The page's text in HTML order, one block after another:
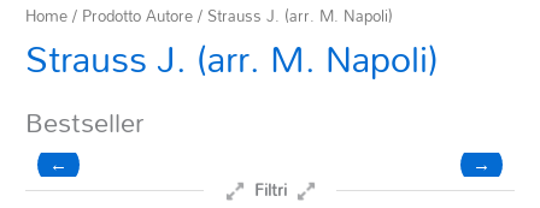
Home/ Prodotto Autore / Strauss J. (arr. M. Napoli)
Strauss J. (arr. M. Napoli)
Bestseller
← →
Filtri